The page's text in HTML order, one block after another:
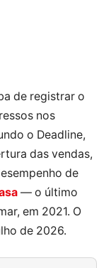
de registrar o
nos
o Deadline,
das vendas,
de
— o último
em 2021. O
de 2026.